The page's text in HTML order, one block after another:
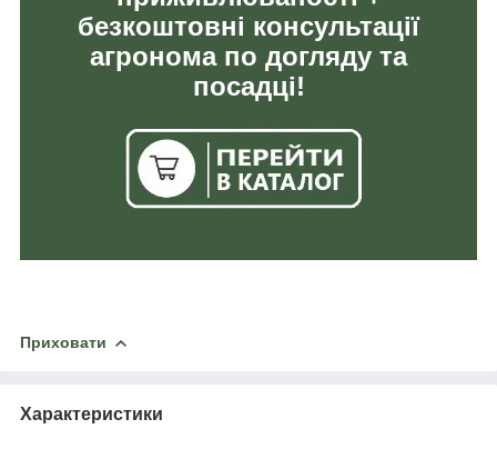
безкоштовні консультації
агронома по догляду та
посадці!
Приховати
Характеристики